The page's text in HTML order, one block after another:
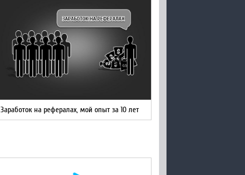
Заработок на рефералах, мой опыт за 10 лет